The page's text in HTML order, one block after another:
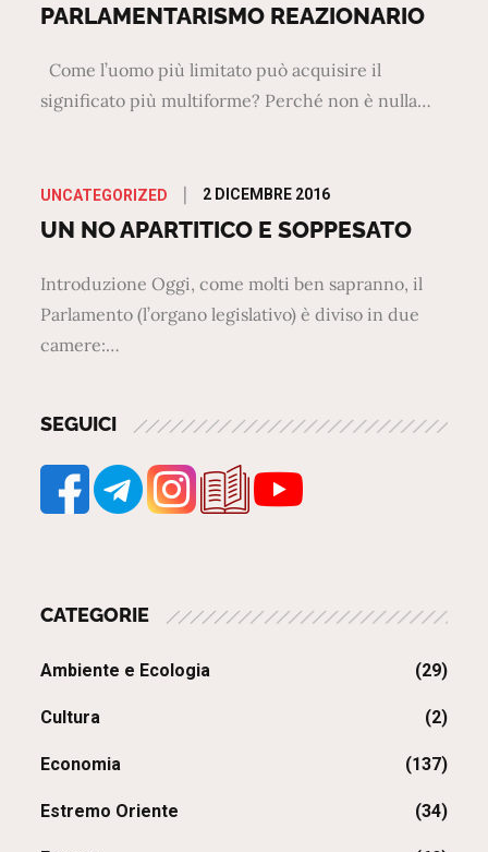
PARLAMENTARISMO REAZIONARIO
Come l’uomo più limitato può acquisire il
significato più multiforme? Perché non è nulla…
UNCATEGORIZED
Posted
on
2 DICEMBRE 2016
UN NO APARTITICO E SOPPESATO
Introduzione Oggi, come molti ben sapranno, il
Parlamento (l’organo legislativo) è diviso in due
camere:…
SEGUICI
CATEGORIE
Ambiente e Ecologia (29)
Cultura (2)
Economia (137)
Estremo Oriente (34)